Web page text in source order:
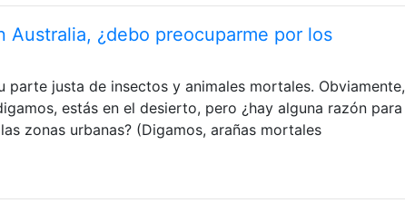
Australia, ¿debo preocuparme por los
parte justa de insectos y animales mortales. Obviamente,
estás en el desierto, pero ¿hay alguna razón para
zonas urbanas? (Digamos, arañas mortales